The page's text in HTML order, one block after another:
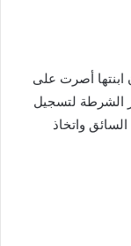
ابنتها أصرت على
الشرطة لتسجيل
واتخاذ